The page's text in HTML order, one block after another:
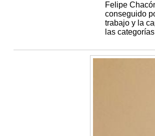
Felipe
conseguido
trabajo y la
las